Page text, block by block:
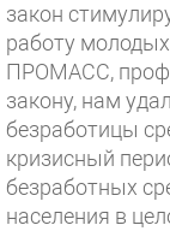
закон
работу
ПРОМАСС,
закону, нам
безработицы
кризисный
безработных
населения в